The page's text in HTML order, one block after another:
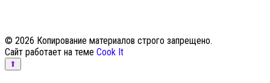
© 2026 Копирование материалов строго запрещено.
Сайт работает на теме Cook It